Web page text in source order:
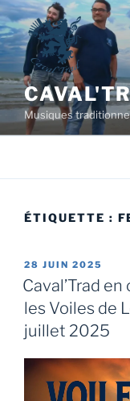
Aller
au
contenu
principal
Musiques
ÉTIQUETTE :
PUBLIÉ
LE
28 JUIN 2025
Caval’Trad
les Voiles de
juillet 2025